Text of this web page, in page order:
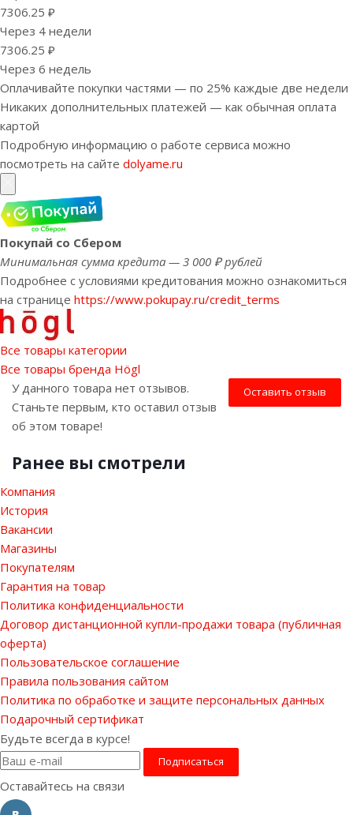
7306.25 ₽
Через 4 недели
7306.25 ₽
Через 6 недель
Оплачивайте покупки частями — по 25% каждые две недели
Никаких дополнительных платежей — как обычная оплата
картой
Подробную информацию о работе сервиса можно
посмотреть на сайте dolyame.ru
Покупай со Сбером
Минимальная сумма кредита — 3 000 ₽ рублей
Подробнее с условиями кредитования можно ознакомиться
на странице https://www.pokupay.ru/credit_terms
Все товары категории
Все товары бренда Högl
Оставить отзыв
У данного товара нет отзывов.
Станьте первым, кто оставил отзыв
об этом товаре!
Ранее вы смотрели
Компания
История
Вакансии
Магазины
Покупателям
Гарантия на товар
Политика конфиденциальности
Договор дистанционной купли-продажи товара (публичная
оферта)
Пользовательское соглашение
Правила пользования сайтом
Политика по обработке и защите персональных данных
Подарочный сертификат
Будьте всегда в курсе!
Оставайтесь на связи